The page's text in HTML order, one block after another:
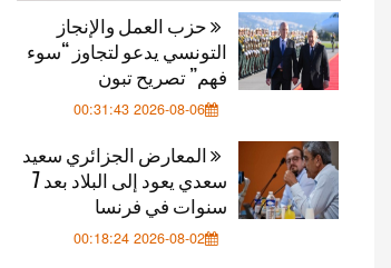
حزب العمل والإنجاز
التونسي يدعو لتجاوز “سوء
فهم” تصريح تبون
2026-08-06 00:31:43
المعارض الجزائري سعيد
سعدي يعود إلى البلاد بعد 7
سنوات في فرنسا
2026-08-02 00:18:24